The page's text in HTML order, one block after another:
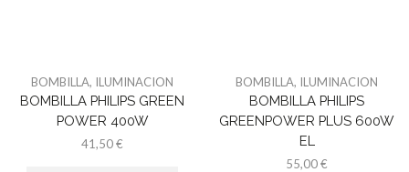
BOMBILLA, ILUMINACION
BOMBILLA PHILIPS GREEN
POWER 400W
41,50€
BOMBILLA, ILUMINACION
BOMBILLA PHILIPS
GREENPOWER PLUS 600W
EL
55,00€